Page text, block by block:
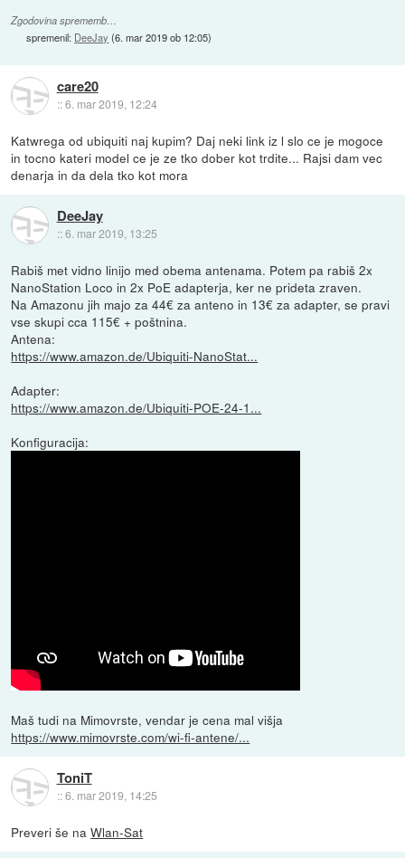
Zgodovina sprememb…
spremenil: DeeJay (6. mar 2019 ob 12:05)
care20
::6. mar 2019, 12:24
Katwrega od ubiquiti naj kupim? Daj neki link iz l slo ce je mogoce
in tocno kateri model ce je ze tko dober kot trdite... Rajsi dam vec
denarja in da dela tko kot mora
DeeJay
::6. mar 2019, 13:25
Rabiš met vidno linijo med obema antenama. Potem pa rabiš 2x
NanoStation Loco in 2x PoE adapterja, ker ne prideta zraven.
Na Amazonu jih majo za 44€ za anteno in 13€ za adapter, se pravi
vse skupi cca 115€ + poštnina.
Antena:
https://www.amazon.de/Ubiquiti-NanoStat...
Adapter:
https://www.amazon.de/Ubiquiti-POE-24-1...
Konfiguracija:
Maš tudi na Mimovrste, vendar je cena mal višja
https://www.mimovrste.com/wi-fi-antene/...
ToniT
::6. mar 2019, 14:25
Preveri še naWlan-Sat